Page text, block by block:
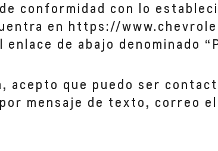
conformidad con lo
en https://
de abajo denominado
acepto que puedo ser
mensaje de texto, correo